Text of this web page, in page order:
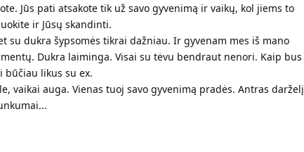
Jūs pati atsakote tik už savo gyvenimą ir vaikų, kol jiems to
ir Jūsų skandinti.
su dukra šypsomės tikrai dažniau. Ir gyvenam mes iš mano
Dukra laiminga. Visai su tėvu bendraut nenori. Kaip bus
likus su ex.
vaikai auga. Vienas tuoj savo gyvenimą pradės. Antras darželį